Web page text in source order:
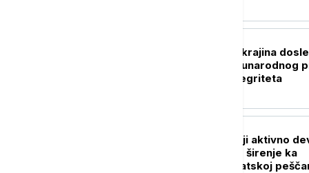
Bošnjak: Srbija i Ukrajina
u poštovanju međunarodnog
i teritorijalnog integriteta
Milenković: U Srbiji aktivno
požara, sprečeno širenje ka
naseljima u Deliblatskoj